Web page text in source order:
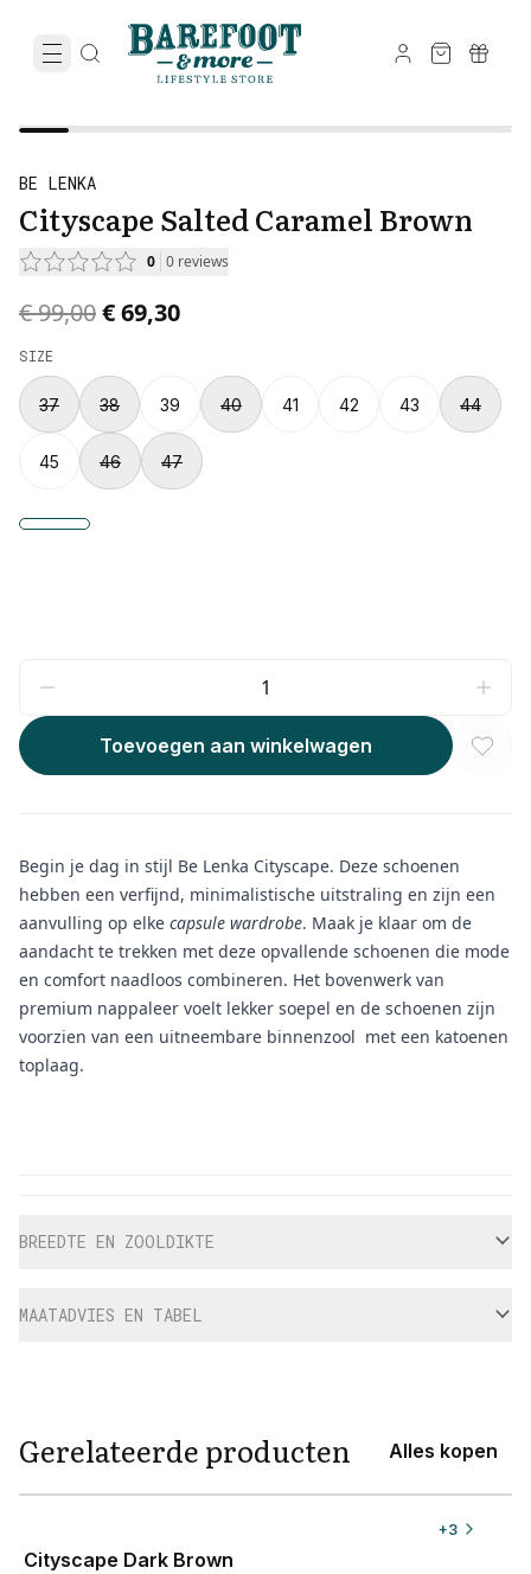
BE LENKA
Cityscape Salted Caramel Brown
0 0 reviews
Original price was € 99,00.
€ 99,00Current price is € 69,30.
€ 69,30
SIZE
37 38 39 40 41 42 43 44
45 46 47
Toevoegen aan winkelwagen
Begin je dag in stijl Be Lenka Cityscape. Deze schoenen
hebben een verfijnd, minimalistische uitstraling en zijn een
aanvulling op elke capsule wardrobe. Maak je klaar om de
aandacht te trekken met deze opvallende schoenen die mode
en comfort naadloos combineren. Het bovenwerk van
premium nappaleer voelt lekker soepel en de schoenen zijn
voorzien van een uitneembare binnenzool met een katoenen
toplaag.
BREEDTE EN ZOOLDIKTE
MAATADVIES EN TABEL
Gerelateerde producten Alles kopen
+3
Cityscape Dark Brown